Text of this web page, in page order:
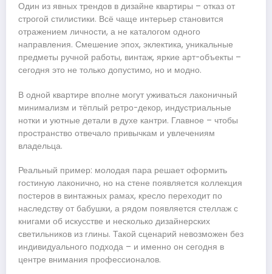
Один из явных трендов в дизайне квартиры – отказ от
строгой стилистики. Всё чаще интерьер становится
отражением личности, а не каталогом одного
направления. Смешение эпох, эклектика, уникальные
предметы ручной работы, винтаж, яркие арт-объекты –
сегодня это не только допустимо, но и модно.
В одной квартире вполне могут уживаться лаконичный
минимализм и тёплый ретро-декор, индустриальные
нотки и уютные детали в духе кантри. Главное – чтобы
пространство отвечало привычкам и увлечениям
владельца.
Реальный пример: молодая пара решает оформить
гостиную лаконично, но на стене появляется коллекция
постеров в винтажных рамах, кресло переходит по
наследству от бабушки, а рядом появляется стеллаж с
книгами об искусстве и несколько дизайнерских
светильников из глины. Такой сценарий невозможен без
индивидуального подхода – и именно он сегодня в
центре внимания профессионалов.